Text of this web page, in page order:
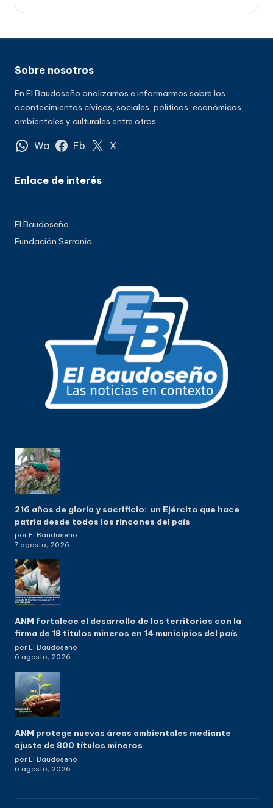
Sobre nosotros
En El Baudoseño analizamos e informarmos sobre los
acontecimientos cívicos, sociales, políticos, económicos,
ambientales y culturales entre otros.
Wa Fb X
Enlace de interés
El Baudoseño
Fundación Serrania
216 años de gloria y sacrificio: un Ejército que hace
patria desde todos los rincones del país
por El Baudoseño
7 agosto, 2026
ANM fortalece el desarrollo de los territorios con la
firma de 18 títulos mineros en 14 municipios del país
por El Baudoseño
6 agosto, 2026
ANM protege nuevas áreas ambientales mediante
ajuste de 800 títulos mineros
por El Baudoseño
6 agosto, 2026